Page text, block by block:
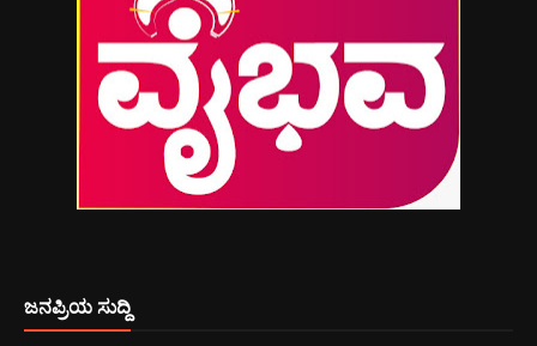
ಜನಪ್ರಿಯ ಸುದ್ದಿ